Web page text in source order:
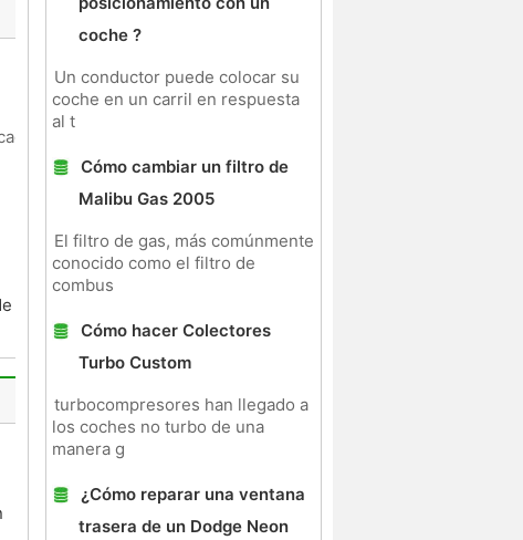
coche ?
Un conductor puede colocar su
coche en un carril en respuesta
al t
Cómo cambiar un filtro de
Malibu Gas 2005
El filtro de gas, más comúnmente
conocido como el filtro de
combus
Cómo hacer Colectores
Turbo Custom
turbocompresores han llegado a
los coches no turbo de una
manera g
¿Cómo reparar una ventana
trasera de un Dodge Neon